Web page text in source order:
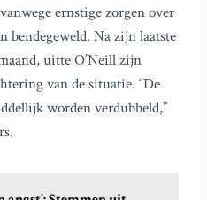
ernstige zorgen over
bendegeweld. Na zijn laatste
uitte O’Neill zijn
van de situatie. “De
worden verdubbeld,”